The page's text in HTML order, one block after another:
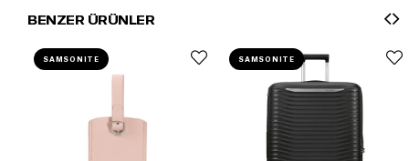
BENZER ÜRÜNLER
SAMSONITE SAMSONITE